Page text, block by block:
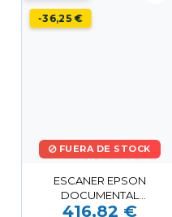
-36,25 €
FUERA DE STOCK
ESCANER EPSON
DOCUMENTAL
WORKFORCE ES-580W
416,82 €